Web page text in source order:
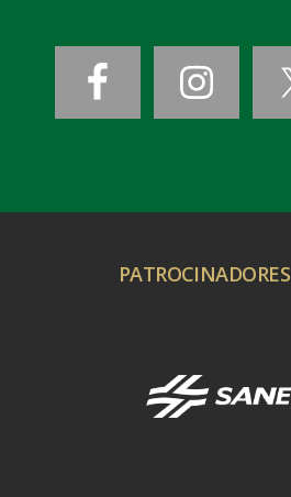
PATROCINADORES